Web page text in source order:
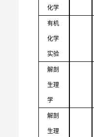
化学
有机
化学
实验
解剖
生理
学
解剖
生理